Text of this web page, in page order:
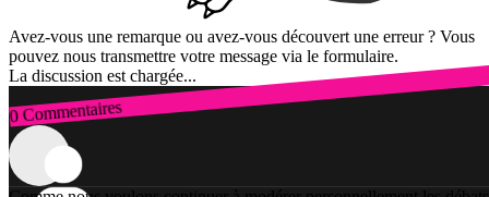
Avez-vous une remarque ou avez-vous découvert une erreur ? Vous
pouvez nous transmettre votre message via le formulaire.
La discussion est chargée...
0 Commentaires
Connexion